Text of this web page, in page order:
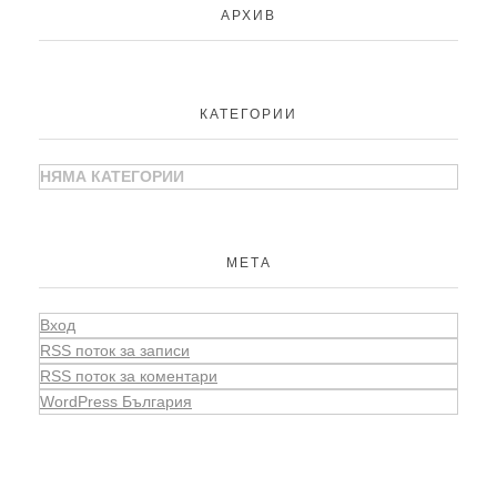
АРХИВ
КАТЕГОРИИ
НЯМА КАТЕГОРИИ
МЕТА
Вход
RSS поток за записи
RSS поток за коментари
WordPress България